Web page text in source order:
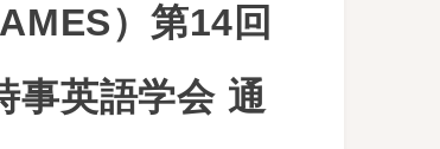
）第14回
英語学会 通